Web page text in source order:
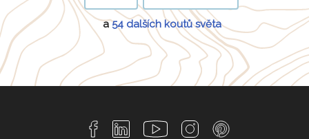
a54 dalších koutů světa